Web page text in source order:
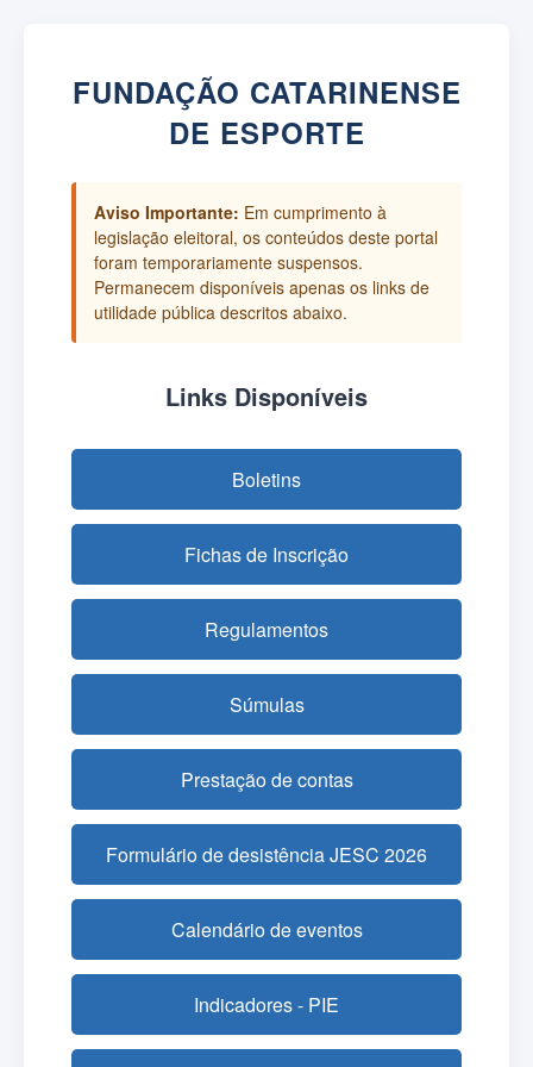
FUNDAÇÃO CATARINENSE
DE ESPORTE
Aviso Importante: Em cumprimento à
legislação eleitoral, os conteúdos deste portal
foram temporariamente suspensos.
Permanecem disponíveis apenas os links de
utilidade pública descritos abaixo.
Links Disponíveis
Boletins
Fichas de Inscrição
Regulamentos
Súmulas
Prestação de contas
Formulário de desistência JESC 2026
Calendário de eventos
Indicadores - PIE